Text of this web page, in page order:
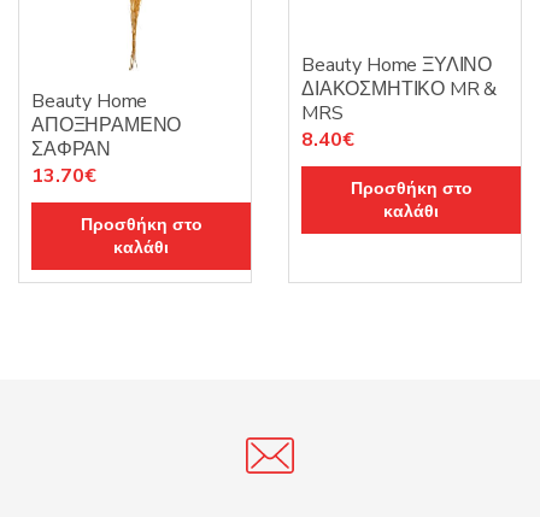
Beauty Home
ΑΠΟΞΗΡΑΜΕΝΟ
ΣΑΦΡΑΝ
13.70€
Προσθήκη στο
καλάθι
Beauty Home ΞΥΛΙΝΟ
ΔΙΑΚΟΣΜΗΤΙΚΟ MR &
MRS
8.40€
Προσθήκη στο
καλάθι